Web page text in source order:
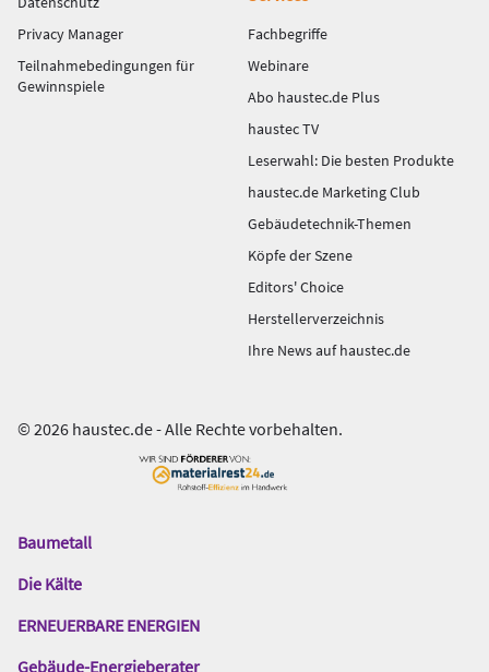
Privacy Manager
Teilnahmebedingungen für
Gewinnspiele
Fachbegriffe
Webinare
Abo haustec.de Plus
haustec TV
Leserwahl: Die besten Produkte
haustec.de Marketing Club
Gebäudetechnik-Themen
Köpfe der Szene
Editors' Choice
Herstellerverzeichnis
Ihre News auf haustec.de
© 2026 haustec.de - Alle Rechte vorbehalten.
Das
Gentner
Baumetall
Die Kälte
ERNEUERBARE ENERGIEN
Gebäude-Energieberater